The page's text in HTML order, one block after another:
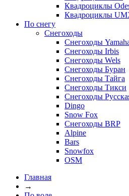
Квадроциклы
Квадроциклы
По снегу
Снегоходы
Снегоходы
Снегоходы Irbis
Снегоходы Wels
Снегоходы Буран
Снегоходы Тайга
Снегоходы Тикси
Снегоходы
Dingo
Snow Fox
Снегоходы BRP
Alpine
Bars
Snowfox
OSM
Главная
→